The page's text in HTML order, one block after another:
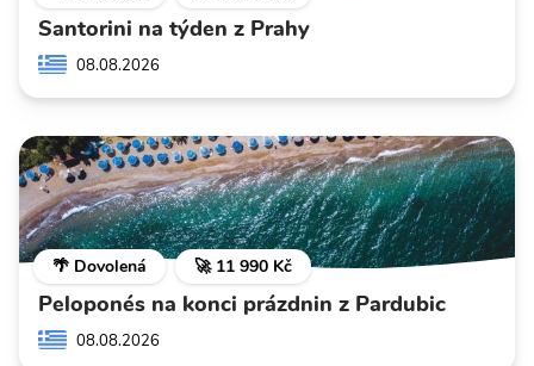
Santorini na týden z Prahy
08.08.2026
🌴 Dovolená 🚀 11 990 Kč
Peloponés na konci prázdnin z Pardubic
08.08.2026